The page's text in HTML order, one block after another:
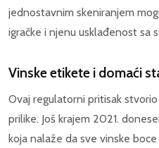
jednostavnim skeniranjem
igračke i njenu usklađenost sa
Vinske etikete i domaći
Ovaj regulatorni pritisak
prilike. Još krajem 2021.
koja nalaže da sve vinske